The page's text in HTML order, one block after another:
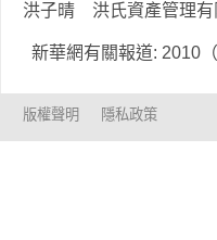
洪子晴 洪氏資產管理
新華網有關報道: 2010
版權聲明 隱私政策